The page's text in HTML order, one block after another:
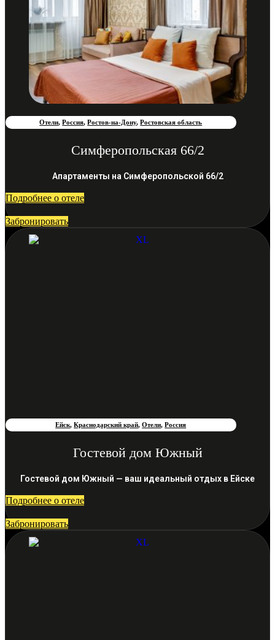
Отели,Россия,Ростов-на-Дону,Ростовская область
Симферопольская 66/2
Апартаменты на Симферопольской 66/2
Подробнее о отеле
Забронировать
Ейск,Краснодарский край,Отели,Россия
Гостевой дом Южный
Гостевой дом Южный — ваш идеальный отдых в Ейске
Подробнее о отеле
Забронировать